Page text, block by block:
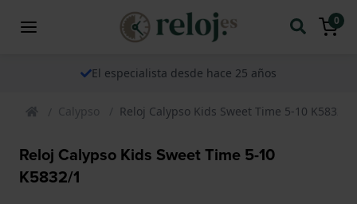
0
El especialista desde hace 25 años
Calypso Reloj Calypso Kids Sweet Time 5-10 K5832/1
Reloj Calypso Kids Sweet Time 5-10
K5832/1